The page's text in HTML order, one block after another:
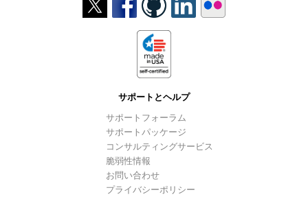
サポートとヘルプ
サポートフォーラム
サポートパッケージ
コンサルティングサービス
脆弱性情報
お問い合わせ
プライバシーポリシー